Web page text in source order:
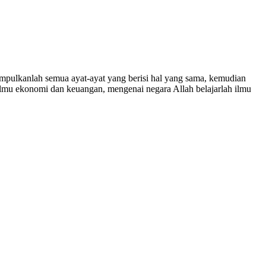
semua ayat-ayat yang berisi hal yang sama, kemudian
ekonomi dan keuangan, mengenai negara Allah belajarlah ilmu